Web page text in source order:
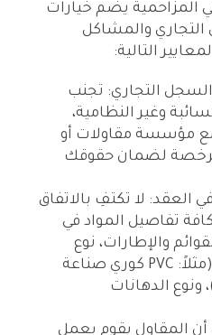
المزاحمية يضم خيارات
والمشاكل
التالية:
التجاري: تجنب
وغير النظامية،
مع مؤسسة مقاولات أو
لضمان حقوقك
العقد: لا تكتفِ بالاتفاق
تفاصيل المواد في
والإطارات، نوع
القماش وبلد المنشأ (مثلاً: PVC كوري صناعة
1100 جرام)، ونوع الدهانات
أن المقاول يقوم بعمل